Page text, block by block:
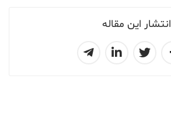
انتشار این مقاله